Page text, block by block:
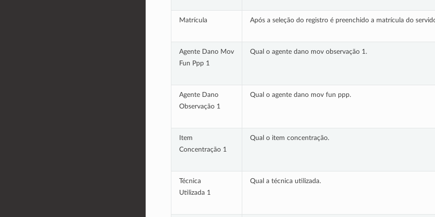
Matrícula Após a seleção do registro é preenchido a matrícula do
Agente Dano Mov
Fun Ppp 1
Qual o agente dano mov observação 1.
Agente Dano
Observação 1
Qual o agente dano mov fun ppp.
Item
Concentração 1
Qual o item concentração.
Técnica
Utilizada 1
Qual a técnica utilizada.